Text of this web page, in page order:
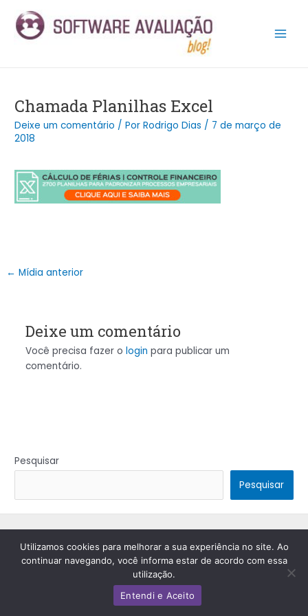
para
Chamada Planilhas Excel
Deixe um comentário / PorRodrigo Dias / 7 de março de
2018
navigation
← Mídia anterior
Deixe um comentário
Você precisa fazer o login para publicar um
comentário.
Pesquisar
Pesquisar
Utilizamos cookies para melhorar a sua experiência no site. Ao
continuar navegando, você informa estar de acordo com essa
utilização.
Entendi e Aceito